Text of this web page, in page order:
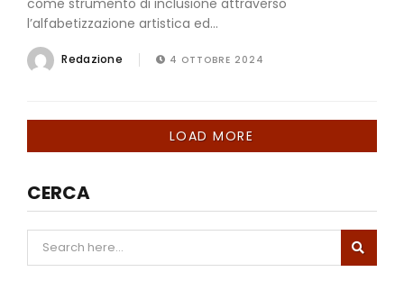
l’alfabetizzazione artistica ed...
Redazione 4 OTTOBRE 2024
LOAD MORE
CERCA